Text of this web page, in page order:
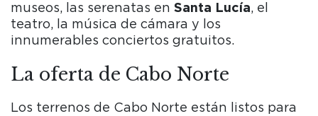
museos, las serenatas en Santa Lucía, el
teatro, la música de cámara y los
innumerables conciertos gratuitos.
La oferta de Cabo Norte
Los terrenos de Cabo Norte están listos para